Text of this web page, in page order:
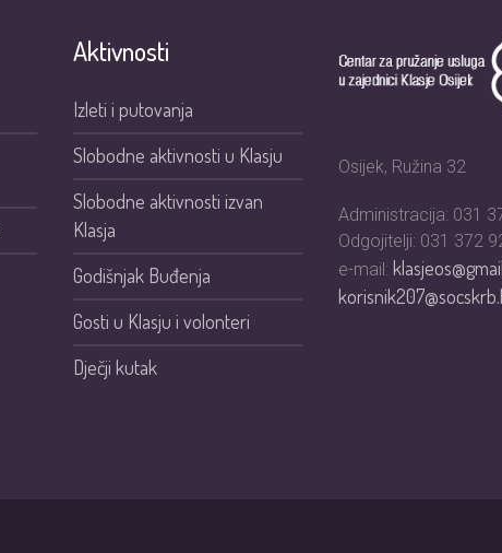
Aktivnosti
Izleti i putovanja
Slobodne aktivnosti u Klasju
Slobodne aktivnosti izvan
Klasja
Godišnjak Buđenja
Gosti u Klasju i volonteri
Dječji kutak
Osijek, Ružina 32
Administracija: 031
Odgojitelji: 031 372
e-mail: